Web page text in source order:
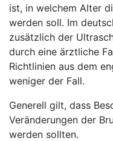
ist, in welchem Alter
werden soll. Im
zusätzlich der
durch eine ärztliche
Richtlinien aus dem
weniger der Fall.
Generell gilt, dass
Veränderungen der
werden sollten.